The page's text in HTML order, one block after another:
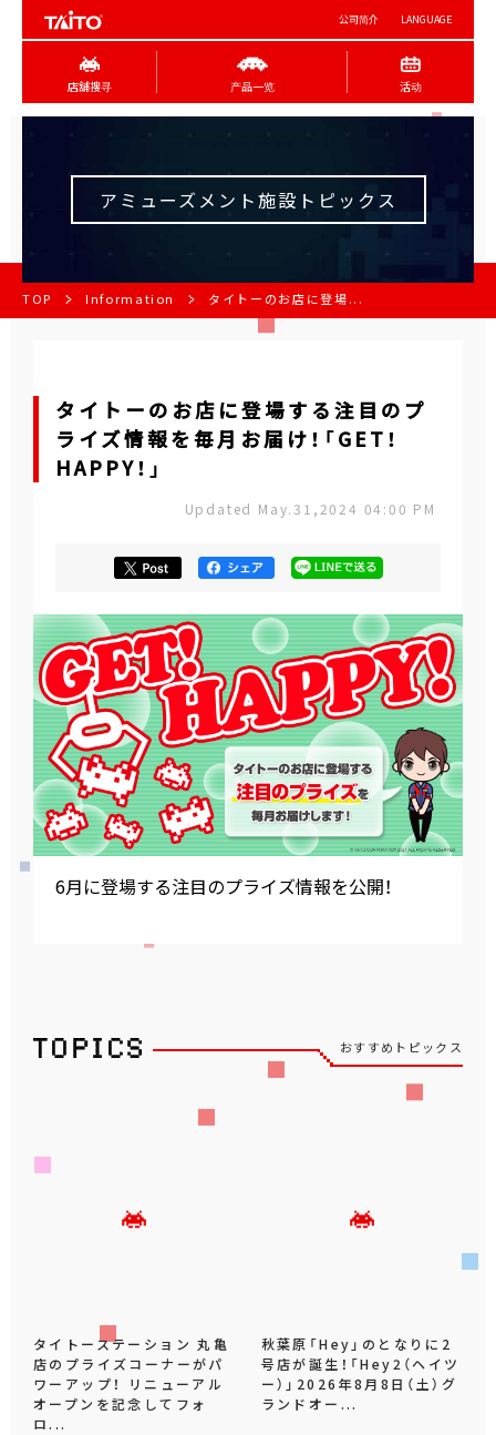
公司简介 LANGUAGE
店舖搜寻 产品一览 活动
アミューズメント施設トピックス
TOP Information タイトーのお店に登場...
タイトーのお店に登場する注目のプ
ライズ情報を毎月お届け！「GET！
HAPPY！」
Updated May.31,2024 04:00 PM
6月に登場する注目のプライズ情報を公開！
おすすめトピックス
タイトーステーション 丸亀
店のプライズコーナーがパ
ワーアップ！ リニューアル
オープンを記念してフォ
ロ...
秋葉原「Hey」のとなりに2
号店が誕生！「Hey2（ヘイツ
ー）」2026年8月8日（土）グ
ランドオー...